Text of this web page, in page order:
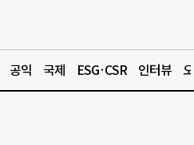
공익 국제 ESG·CSR 인터뷰